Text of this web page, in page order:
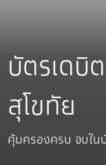
บัตรเดบิ
สุโขทัย
คุ้มครองครบ จบใน